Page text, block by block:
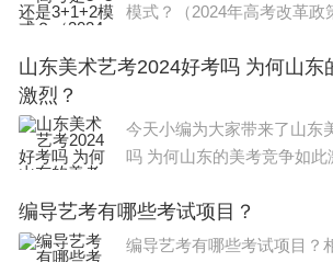
模式？（2024年高考改革政
考 是3+1+2模式，不分文理
山东美术艺考2024好考吗 为何山东
激烈？
今天小编为大家带来了山东
吗 为何山东的美考竞争如此
艺考最新政策如下： 除经教育部批准的部分独
立设置本科艺术院
编导艺考有哪些考试项目？
编导艺考有哪些考试项目？